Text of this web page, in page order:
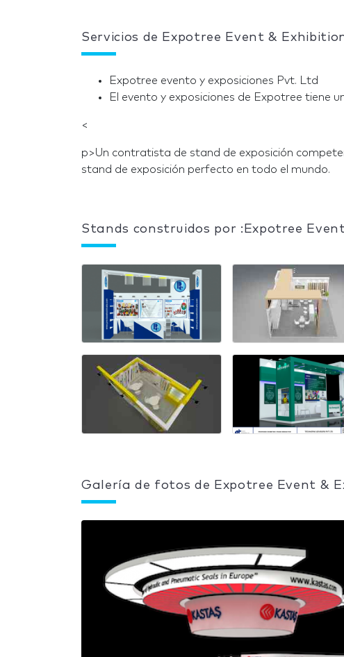
Servicios de Expotree Event &
Expotree evento y exposiciones Pvt. Ltd
El evento y exposiciones de Expotree tiene
<
p>Un contratista de stand de exposición
stand de exposición perfecto en todo el mundo.
Stands construidos por :Expotree
Galería de fotos de Expotree Event &